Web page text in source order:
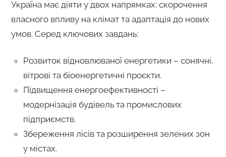
Україна має діяти у двох напрямках: скорочення
власного впливу на клімат та адаптація до нових
умов. Серед ключових завдань:
Розвиток відновлюваної енергетики – сонячні,
вітрові та біоенергетичні проєкти.
Підвищення енергоефективності –
модернізація будівель та промислових
підприємств.
Збереження лісів та розширення зелених зон
у містах.